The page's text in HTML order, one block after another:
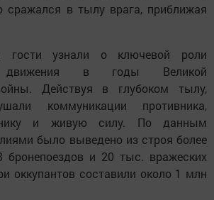
сражался в тылу врага, приближая
гости узнали о ключевой роли
движения в годы Великой
Действуя в глубоком тылу,
коммуникации противника,
и живую силу. По данным
было выведено из строя более
бронепоездов и 20 тыс. вражеских
оккупантов составили около 1 млн